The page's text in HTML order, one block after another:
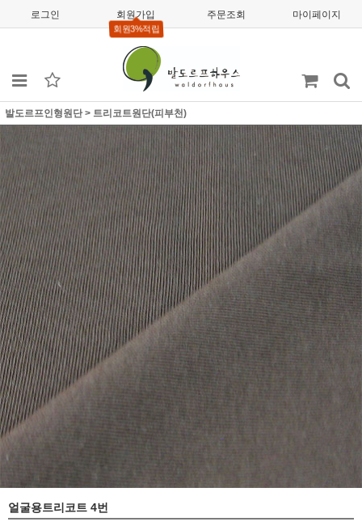
로그인 회원가입
회원3%적립
주문조회 마이페이지
발도르프인형원단 > 트리코트원단(피부천)
얼굴용트리코트 4번